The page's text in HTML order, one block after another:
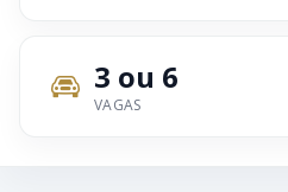
3 ou 6
VAGAS